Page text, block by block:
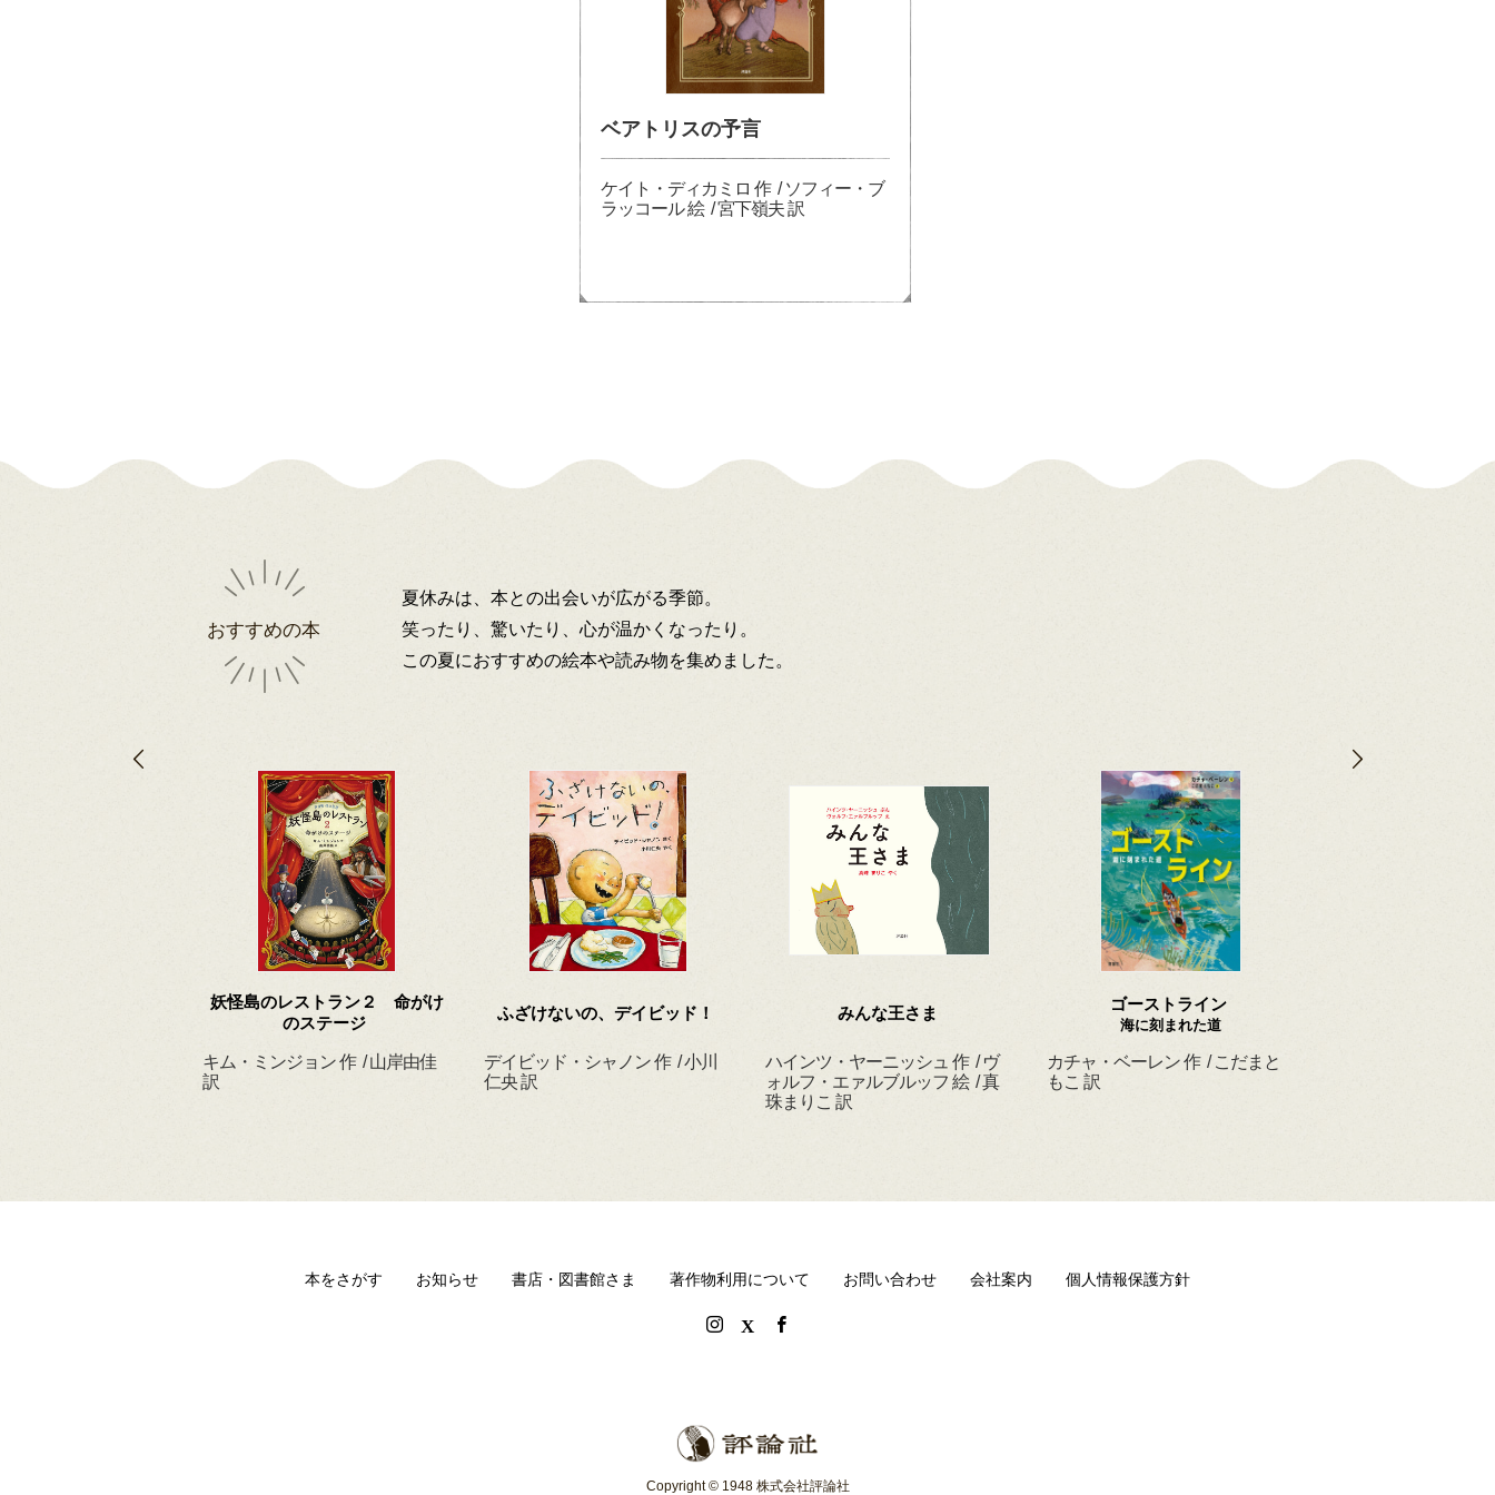
ベアトリスの予言
ケイト・ディカミロ 作 / ソフィー・ブ
ラッコール 絵 / 宮下嶺夫 訳
おすすめの本
夏休みは、本との出会いが広がる季節。
笑ったり、驚いたり、心が温かくなったり。
この夏におすすめの絵本や読み物を集めました。
妖怪島のレストラン２ 命がけ
のステージ
キム・ミンジョン 作 / 山岸由佳
訳
ふざけないの、デイビッド！
デイビッド・シャノン 作 / 小川
仁央 訳
みんな王さま
ハインツ・ヤーニッシュ 作 / ヴ
ォルフ・エァルブルッフ 絵 / 真
珠まりこ 訳
ゴーストライン
海に刻まれた道
カチャ・ベーレン 作 / こだまと
もこ 訳
本をさがす お知らせ 書店・図書館さま 著作物利用について お問い合わせ 会社案内 個人情報保護方針
Copyright © 1948 株式会社評論社